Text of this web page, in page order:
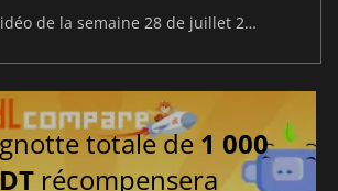
Les sorties jeux vidéo de la semaine 28 de juillet 2026
totale de 1 000
récompensera